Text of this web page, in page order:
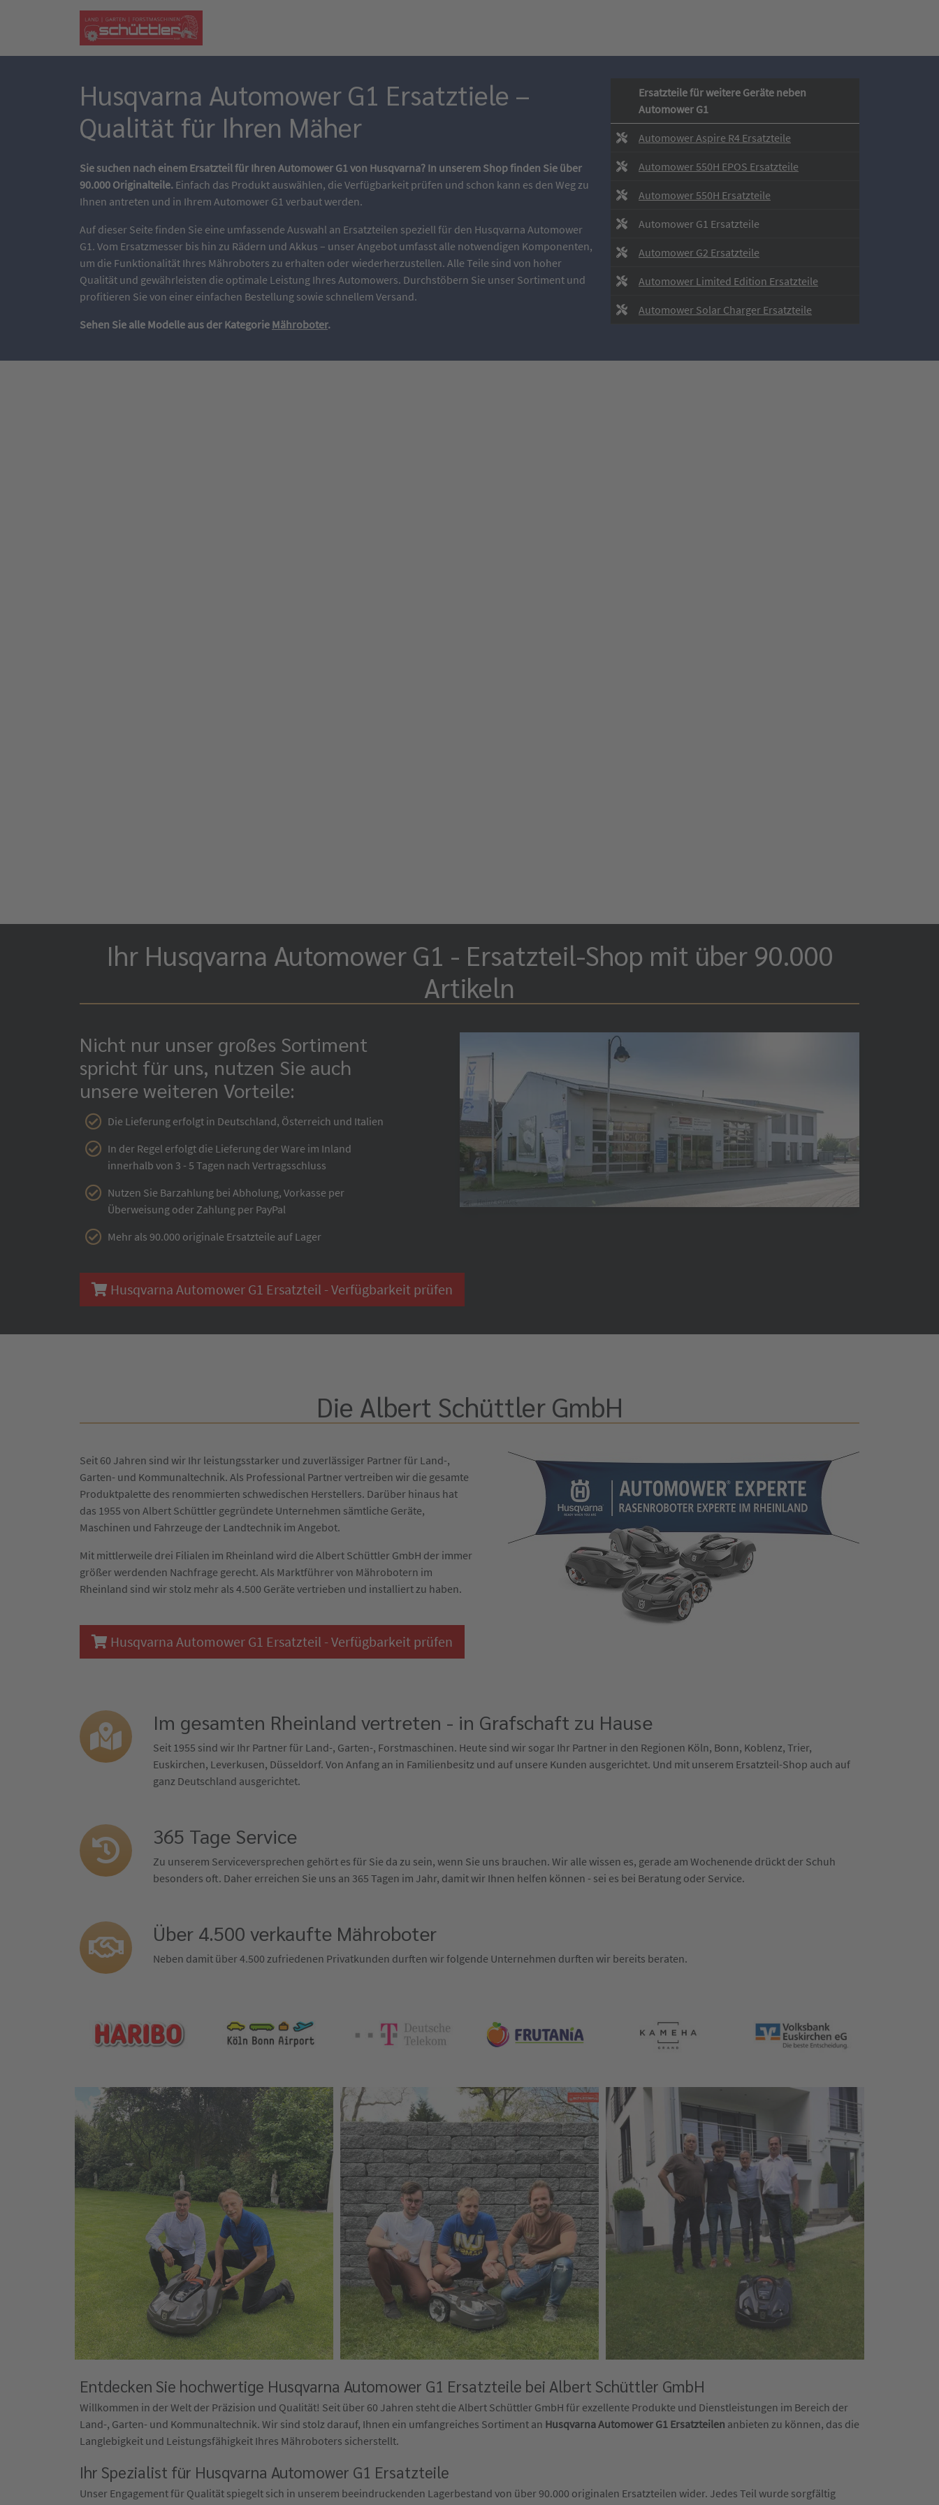
Husqvarna Automower G1 Ersatztiele –
Qualität für Ihren Mäher
Sie suchen nach einem Ersatzteil für Ihren Automower G1 von Husqvarna? In unserem Shop finden Sie über
90.000 Originalteile. Einfach das Produkt auswählen, die Verfügbarkeit prüfen und schon kann es den Weg zu
Ihnen antreten und in Ihrem Automower G1 verbaut werden.
Auf dieser Seite finden Sie eine umfassende Auswahl an Ersatzteilen speziell für den Husqvarna Automower
G1. Vom Ersatzmesser bis hin zu Rädern und Akkus – unser Angebot umfasst alle notwendigen Komponenten,
um die Funktionalität Ihres Mähroboters zu erhalten oder wiederherzustellen. Alle Teile sind von hoher
Qualität und gewährleisten die optimale Leistung Ihres Automowers. Durchstöbern Sie unser Sortiment und
profitieren Sie von einer einfachen Bestellung sowie schnellem Versand.
Sehen Sie alle Modelle aus der Kategorie Mähroboter.
Ersatzteile für weitere Geräte neben
Automower G1
Automower Aspire R4 Ersatzteile
Automower 550H EPOS Ersatzteile
Automower 550H Ersatzteile
Automower G1 Ersatzteile
Automower G2 Ersatzteile
Automower Limited Edition Ersatzteile
Automower Solar Charger Ersatzteile
Ihr Husqvarna Automower G1 - Ersatzteil-Shop mit über 90.000
Artikeln
Nicht nur unser großes Sortiment
spricht für uns, nutzen Sie auch
unsere weiteren Vorteile:
Die Lieferung erfolgt in Deutschland, Österreich und Italien
In der Regel erfolgt die Lieferung der Ware im Inland
innerhalb von 3 - 5 Tagen nach Vertragsschluss
Nutzen Sie Barzahlung bei Abholung, Vorkasse per
Überweisung oder Zahlung per PayPal
Mehr als 90.000 originale Ersatzteile auf Lager
Husqvarna Automower G1 Ersatzteil - Verfügbarkeit prüfen
Die Albert Schüttler GmbH
Seit 60 Jahren sind wir Ihr leistungsstarker und zuverlässiger Partner für Land-,
Garten- und Kommunaltechnik. Als Professional Partner vertreiben wir die gesamte
Produktpalette des renommierten schwedischen Herstellers. Darüber hinaus hat
das 1955 von Albert Schüttler gegründete Unternehmen sämtliche Geräte,
Maschinen und Fahrzeuge der Landtechnik im Angebot.
Mit mittlerweile drei Filialen im Rheinland wird die Albert Schüttler GmbH der immer
größer werdenden Nachfrage gerecht. Als Marktführer von Mährobotern im
Rheinland sind wir stolz mehr als 4.500 Geräte vertrieben und installiert zu haben.
Husqvarna Automower G1 Ersatzteil - Verfügbarkeit prüfen
Im gesamten Rheinland vertreten - in Grafschaft zu Hause
Seit 1955 sind wir Ihr Partner für Land-, Garten-, Forstmaschinen. Heute sind wir sogar Ihr Partner in den Regionen Köln, Bonn, Koblenz, Trier,
Euskirchen, Leverkusen, Düsseldorf. Von Anfang an in Familienbesitz und auf unsere Kunden ausgerichtet. Und mit unserem Ersatzteil-Shop auch auf
ganz Deutschland ausgerichtet.
365 Tage Service
Zu unserem Serviceversprechen gehört es für Sie da zu sein, wenn Sie uns brauchen. Wir alle wissen es, gerade am Wochenende drückt der Schuh
besonders oft. Daher erreichen Sie uns an 365 Tagen im Jahr, damit wir Ihnen helfen können - sei es bei Beratung oder Service.
Über 4.500 verkaufte Mähroboter
Neben damit über 4.500 zufriedenen Privatkunden durften wir folgende Unternehmen durften wir bereits beraten.
Entdecken Sie hochwertige Husqvarna Automower G1 Ersatzteile bei Albert Schüttler GmbH
Willkommen in der Welt der Präzision und Qualität! Seit über 60 Jahren steht die Albert Schüttler GmbH für exzellente Produkte und Dienstleistungen im Bereich der
Land-, Garten- und Kommunaltechnik. Wir sind stolz darauf, Ihnen ein umfangreiches Sortiment an Husqvarna Automower G1 Ersatzteilen anbieten zu können, das die
Langlebigkeit und Leistungsfähigkeit Ihres Mähroboters sicherstellt.
Ihr Spezialist für Husqvarna Automower G1 Ersatzteile
Unser Engagement für Qualität spiegelt sich in unserem beeindruckenden Lagerbestand von über 90.000 originalen Ersatzteilen wider. Jedes Teil wurde sorgfältig